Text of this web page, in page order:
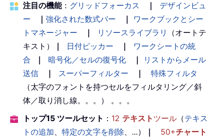
注目の機能： グリッドフォーカス ｜
デザインビュ
ー
｜ 強化された数式バー ｜
ワークブックとシー
トマネージャー
｜ リソースライブラリ
（オートテ
キスト）
｜ 日付ピッカー ｜
ワークシートの統
合
｜ 暗号化／セルの復号化 ｜
リストからメール
送信
｜ スーパーフィルター ｜
特殊フィルタ
（太字のフォントを持つセルをフィルタリング／斜
体／取り消し線。。。） 。。。
トップ15 ツールセット ： 12 テキスト ツール （テキス
トの追加、 特定の文字を削除、...） ｜ 50+チャート